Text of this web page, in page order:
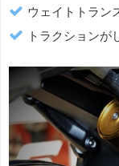
ウェイトトラン
トラクションが